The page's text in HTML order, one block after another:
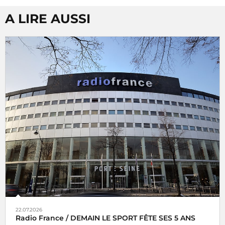
A LIRE AUSSI
22.07.2026
Radio France / DEMAIN LE SPORT FÊTE SES 5 ANS